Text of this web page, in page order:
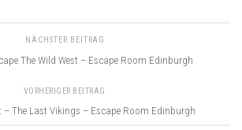
NÄCHSTER BEITRAG
The Wild West – Escape Room Edinburgh
VORHERIGER BEITRAG
– The Last Vikings – Escape Room Edinburgh